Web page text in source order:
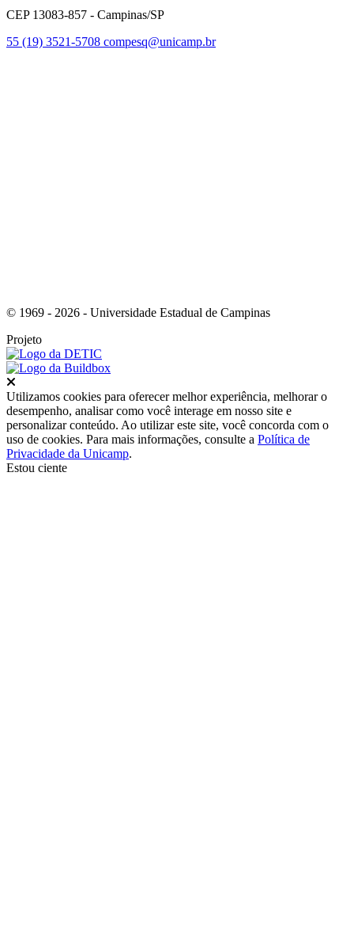
CEP 13083-857 - Campinas/SP
55 (19) 3521-5708 compesq@unicamp.br
© 1969 - 2026 - Universidade Estadual de Campinas
Projeto
Utilizamos cookies para oferecer melhor experiência, melhorar o
desempenho, analisar como você interage em nosso site e
personalizar conteúdo. Ao utilizar este site, você concorda com o
uso de cookies. Para mais informações, consulte a Política de
Privacidade da Unicamp.
Estou ciente